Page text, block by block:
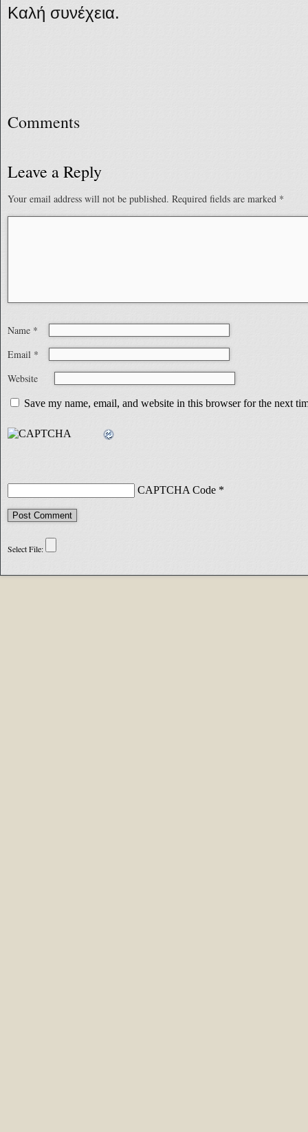
Καλή συνέχεια.
Comments
Leave a Reply
Your email address will not be published. Required fields are marked *
Name *
Email *
Website
Save my name, email, and website in this browser for the next
CAPTCHA Code *